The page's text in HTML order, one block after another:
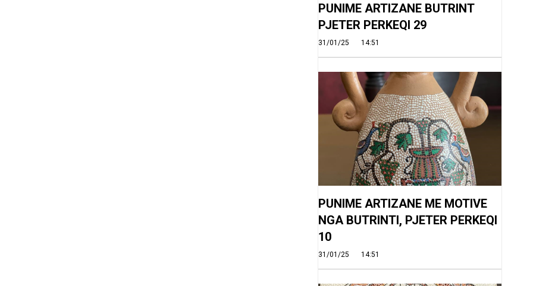
PUNIME ARTIZANE BUTRINT
PJETER PERKEQI 29
31/01/25 14:51
PUNIME ARTIZANE ME MOTIVE
NGA BUTRINTI, PJETER PERKEQI
10
31/01/25 14:51